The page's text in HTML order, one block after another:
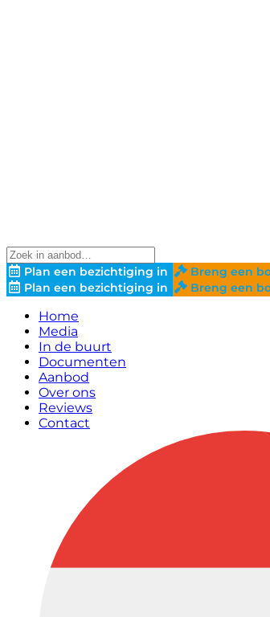
Plan een bezichtiging in Breng een
Plan een bezichtiging in
Breng een
Home
Media
In de buurt
Documenten
Aanbod
Over ons
Reviews
Contact